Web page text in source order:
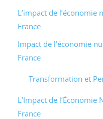
L’impact de
France
Impact de l’économie
France
Transformation et
L’Impact de
France